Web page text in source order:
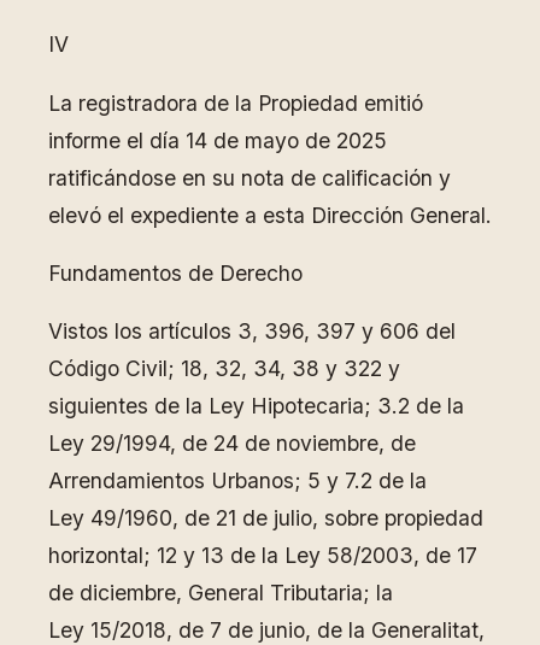
IV
La registradora de la Propiedad emitió
informe el día 14 de mayo de 2025
ratificándose en su nota de calificación y
elevó el expediente a esta Dirección General.
Fundamentos de Derecho
Vistos los artículos 3, 396, 397 y 606 del
Código Civil; 18, 32, 34, 38 y 322 y
siguientes de la Ley Hipotecaria; 3.2 de la
Ley 29/1994, de 24 de noviembre, de
Arrendamientos Urbanos; 5 y 7.2 de la
Ley 49/1960, de 21 de julio, sobre propiedad
horizontal; 12 y 13 de la Ley 58/2003, de 17
de diciembre, General Tributaria; la
Ley 15/2018, de 7 de junio, de la Generalitat,